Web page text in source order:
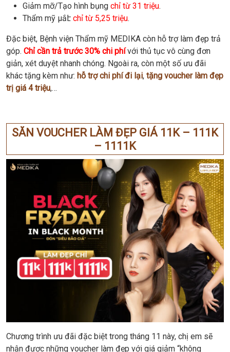
Giảm mỡ/Tạo hình bụng chỉ từ 31 triệu.
Thẩm mỹ μắէ chỉ từ 5,25 triệu.
Đặc biệt, Bệnh viện Thẩm mỹ MEDIKA còn hỗ trợ làm đẹp trả
góp. Chỉ cần trả trước 30% chi phívới thủ tục vô cùng đơn
giản, xét duyệt nhanh chóng. Ngoài ra, còn một số ưu đãi
khác tặng kèm như: hỗ trợ chi phí đi lại, tặng voucher làm đẹp
trị giá 4 triệu,…
SĂN VOUCHER LÀM ĐẸP GIÁ 11K – 111K
– 1111K
Chương trình ưu đãi đặc biệt trong tháng 11 này, chị em sẽ
nhận được những voucher làm đẹp với giá giảm “không